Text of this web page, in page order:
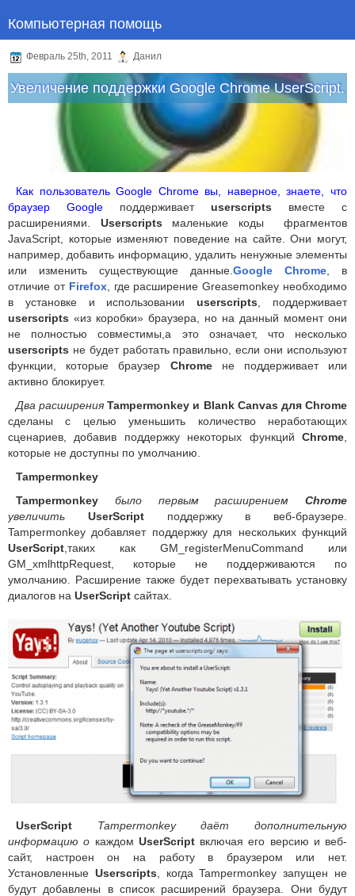
Компьютерная помощь
Февраль 25th, 2011 Данил
Увеличение поддержки Google Chrome UserScript.
Как пользователь Google Chrome вы, наверное, знаете, что
браузер Google поддерживает userscripts вместе с
расширениями. Userscripts маленькие коды фрагментов
JavaScript, которые изменяют поведение на сайте. Они могут,
например, добавить информацию, удалить ненужные элементы
или изменить существующие данные. Google Chrome , в
отличие от Firefox, где расширение Greasemonkey необходимо
в установке и использованииuserscripts , поддерживает
userscripts «из коробки» браузера, но на данный момент они
не полностью совместимы,а это означает, что несколько
userscripts не будет работать правильно, если они используют
функции, которые браузер Chromeне поддерживает или
активно блокирует.
Два расширения Tampermonkey и Blank Canvas для Chrome
сделаны с целью уменьшить количество неработающих
сценариев, добавив поддержку некоторых функций Chrome
которые не доступны по умолчанию.
Tampermonkey
Tampermonkey было первым расширением Chrome
увеличить
UserScriptподдержку в веб-браузере.
Tampermonkey добавляет поддержку для нескольких функций
UserScript ,таких как GM_registerMenuCommand или
GM_xmlhttpRequest, которые не поддерживаются по
умолчанию. Расширение также будет перехватывать установку
диалогов на UserScript сайтах.
UserScript
Tampermonkey даёт дополнительную
информацию о каждом UserScriptвключая его версию и веб-
сайт, настроен он на работу в браузером или нет.
Установленные Userscripts , когда Tampermonkey запущен не
будут добавлены в список расширений браузера. Они будут